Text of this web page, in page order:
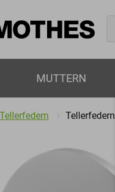
MUTTERN
Tellerfedern Tellerfedern